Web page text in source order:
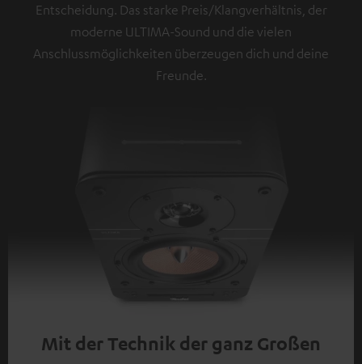
Entscheidung. Das starke Preis/Klangverhältnis, der
moderne ULTIMA-Sound und die vielen
Anschlussmöglichkeiten überzeugen dich und deine
Freunde.
Mit der Technik der ganz Großen